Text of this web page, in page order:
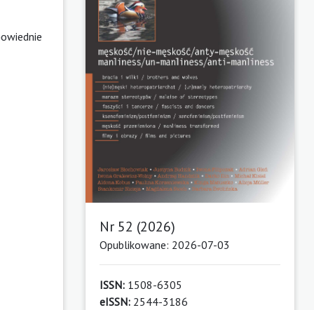
Nr 52 (2026)
Opublikowane: 2026-07-03
ISSN: 1508-6305
eISSN: 2544-3186